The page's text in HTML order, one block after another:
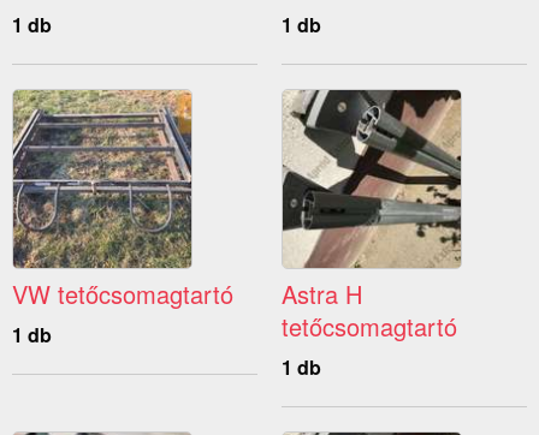
1 db 1 db
VW tetőcsomagtartó
1 db
Astra H
tetőcsomagtartó
1 db